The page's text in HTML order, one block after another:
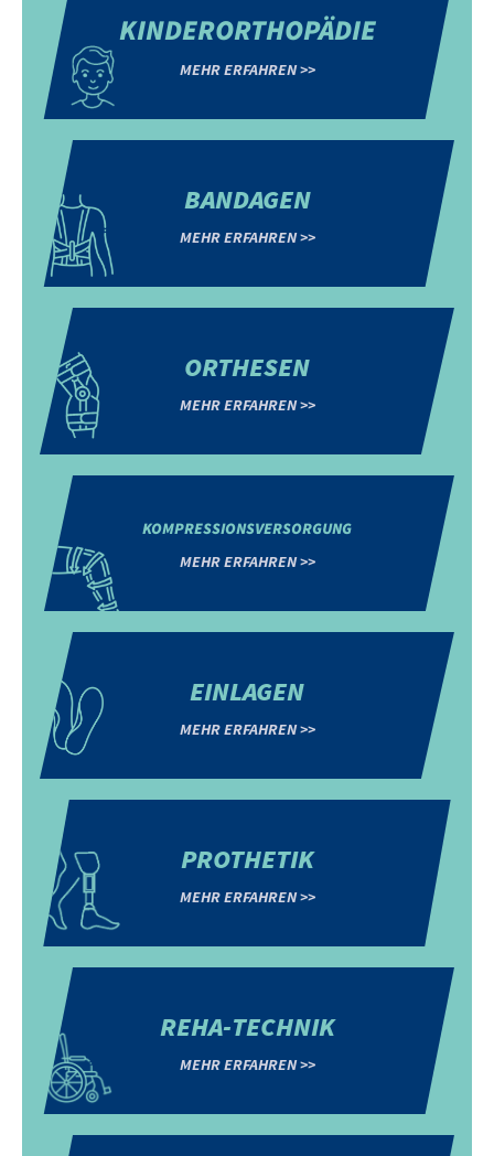
KINDERORTHOPÄDIE
MEHR ERFAHREN >>
BANDAGEN
MEHR ERFAHREN >>
ORTHESEN
MEHR ERFAHREN >>
KOMPRESSIONSVERSORGUNG
MEHR ERFAHREN >>
EINLAGEN
MEHR ERFAHREN >>
PROTHETIK
MEHR ERFAHREN >>
REHA-TECHNIK
MEHR ERFAHREN >>